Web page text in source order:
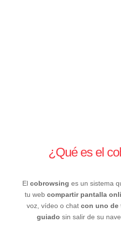
¿Qué es el
Elcobrowsing es un sistema
tu web compartir pantalla
voz, vídeo o chat con uno de
guiado sin salir de su